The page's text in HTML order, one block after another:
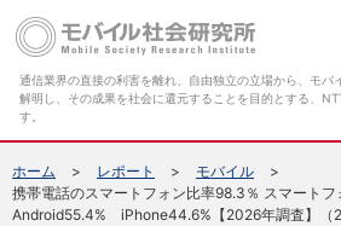
通信業界の直接の利害を離れ、自由独立の立場から、モバ
解明し、その成果を社会に還元することを目的とする、
す。
ホーム レポート
モバイル
携帯電話のスマートフォン比率98.3％ スマートフ
Android55.4% iPhone44.6%【2026年調査】（